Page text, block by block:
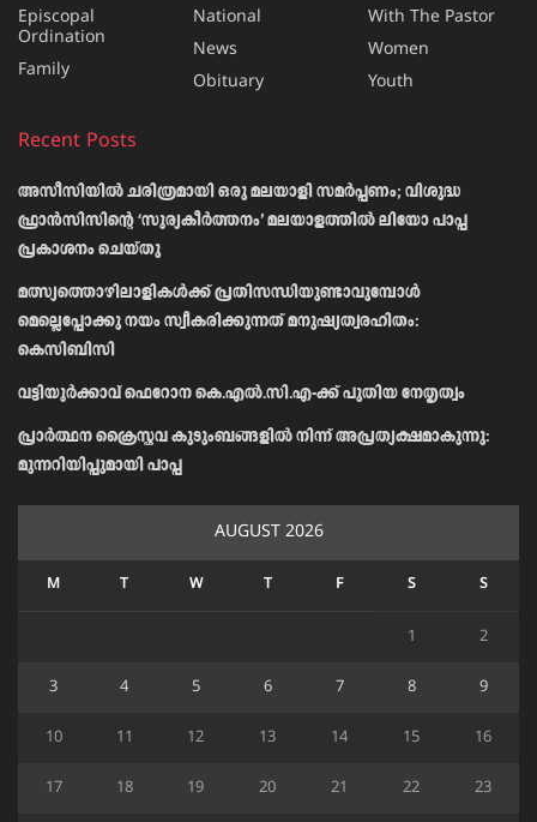
Episcopal
Ordination
Family
National
News
Obituary
With The Pastor
Women
Youth
Recent Posts
അസീസിയിൽ ചരിത്രമായി ഒരു മലയാളി സമർപ്പണം; വിശുദ്ധ
ഫ്രാൻസിസിന്റെ ‘സൂര്യകീർത്തനം’ മലയാളത്തിൽ ലിയോ പാപ്പ
പ്രകാശനം ചെയ്തു
മത്സ്യത്തൊഴിലാളികള്‍ക്ക് പ്രതിസന്ധിയുണ്ടാവുമ്പോള്‍
മെല്ലെപ്പോക്കു നയം സ്വീകരിക്കുന്നത് മനുഷ്യത്വരഹിതം:
കെസിബിസി
വട്ടിയൂർക്കാവ് ഫെറോന കെ.എൽ.സി.എ-ക്ക് പുതിയ നേതൃത്വം
പ്രാര്‍ത്ഥന ക്രൈസ്തവ കുടുംബങ്ങളില്‍ നിന്ന് അപ്രത്യക്ഷമാകുന്നു:
മുന്നറിയിപ്പുമായി പാപ്പ
AUGUST 2026
M T W T F S S
1 2
3 4 5 6 7 8 9
10 11 12 13 14 15 16
17 18 19 20 21 22 23